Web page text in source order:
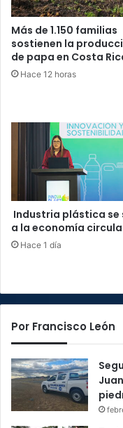
Más de 1.150 familias
sostienen la
de papa en Costa
Hace 12 horas
Industria plástica se
a la economía
Hace 1 día
Por Francisco León